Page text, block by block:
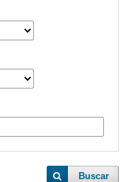
Buscar